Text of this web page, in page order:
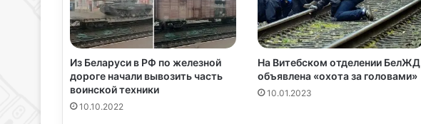
т
Из Беларуси в РФ по железной
дороге начали вывозить часть
воинской техники
10.10.2022
На Витебском отделении БелЖД
объявлена «охота за головами»
10.01.2023